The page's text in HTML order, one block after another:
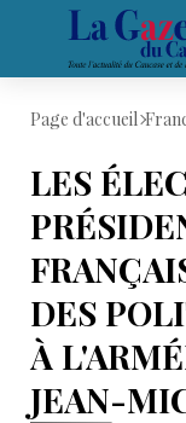
Page d'accueil
LES
DES
À
JEAN-